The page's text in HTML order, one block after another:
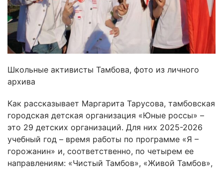
Школьные активисты Тамбова, фото из личного
архива
Как рассказывает Маргарита Тарусова, тамбовская
городская детская организация «Юные россы» –
это 29 детских организаций. Для них 2025-2026
учебный год – время работы по программе «Я –
горожанин» и, соответственно, по четырем ее
направлениям: «Чистый Тамбов», «Живой Тамбов»,